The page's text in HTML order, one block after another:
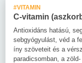
#VITAMIN
C-vitamin
Antioxidáns hatású,
sebgyógyulást, véd a
íny szöveteit és a
paradicsomban, a